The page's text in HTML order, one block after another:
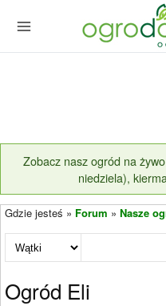
Zobacz nasz ogród na
niedziela),
Gdzie jesteś » Forum » Nasze
Ogród Eli